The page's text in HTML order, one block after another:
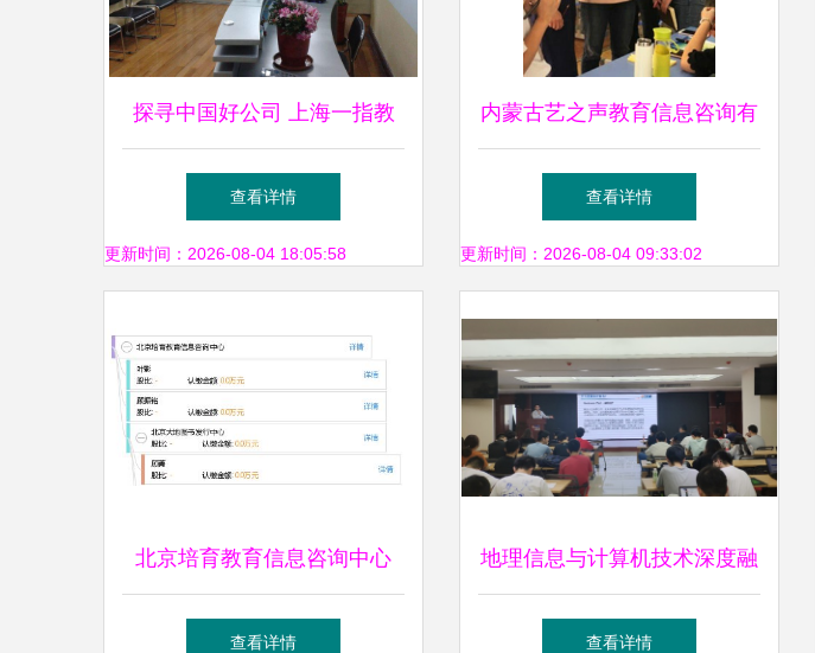
探寻中国好公司 上海一指教
育信息咨询的办公环境解读
查看详情
更新时间：2026-08-04 18:05:58
内蒙古艺之声教育信息咨询有
限公司 传递艺术之音，点亮
教育之光
查看详情
更新时间：2026-08-04 09:33:02
北京培育教育信息咨询中心
专业赋能教育信息咨询新视野
查看详情
地理信息与计算机技术深度融
合，第五届“互联网+”大学生
查看详情